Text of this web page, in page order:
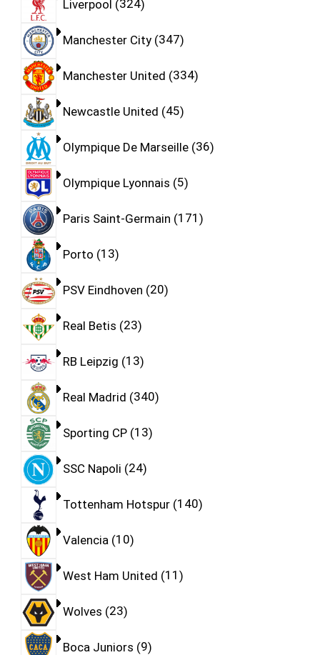
Liverpool 324
Manchester City 347
Manchester United 334
Newcastle United 45
Olympique De Marseille 36
Olympique Lyonnais 5
Paris Saint-Germain 171
Porto 13
PSV Eindhoven 20
Real Betis 23
RB Leipzig 13
Real Madrid 340
Sporting CP 13
SSC Napoli 24
Tottenham Hotspur 140
Valencia 10
West Ham United 11
Wolves 23
Boca Juniors 9